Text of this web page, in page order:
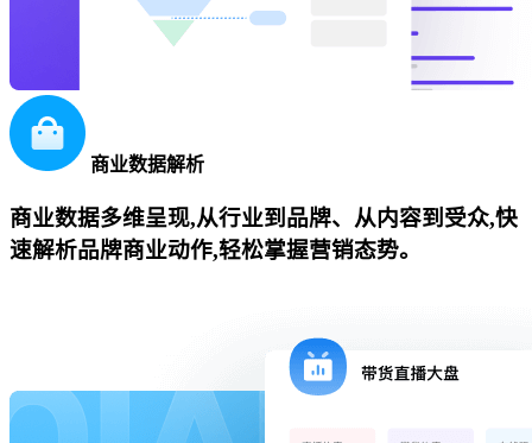
商业数据解析
商业数据多维呈现,从行业到品牌、从内容到受众,快
速解析品牌商业动作,轻松掌握营销态势。